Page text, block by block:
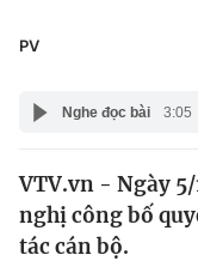
Thế giới
Giáo dục
PV
Nghe đọc bài 3:05
VTV.vn - Ngày
nghị công bố
tác cán bộ.